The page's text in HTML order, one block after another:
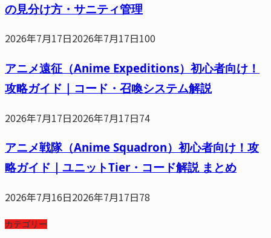
の見分け方・サニティ管理
2026年7月17日2026年7月17日100
アニメ遠征（Anime Expeditions）初心者向け！
攻略ガイド｜コード・召喚システム解説
2026年7月17日2026年7月17日74
アニメ戦隊（Anime Squadron）初心者向け！攻
略ガイド｜ユニットTier・コード解説 まとめ
2026年7月16日2026年7月17日78
カテゴリー